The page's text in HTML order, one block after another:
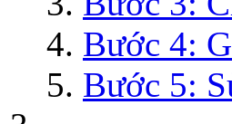
Bước 4:
Bước 5: